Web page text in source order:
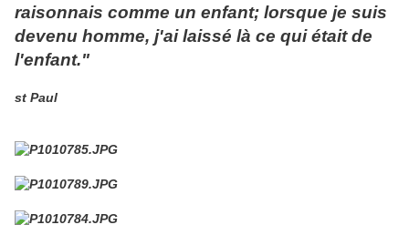
raisonnais comme un enfant; lorsque je suis
devenu homme, j'ai laissé là ce qui était de
l'enfant."
st Paul